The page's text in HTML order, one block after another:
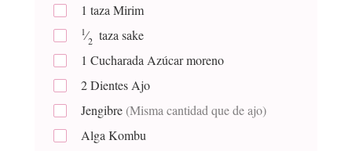
1 taza Mirim
1⁄2 taza sake
1 Cucharada Azúcar moreno
2Dientes Ajo
Jengibre (Misma cantidad que de ajo)
Alga Kombu